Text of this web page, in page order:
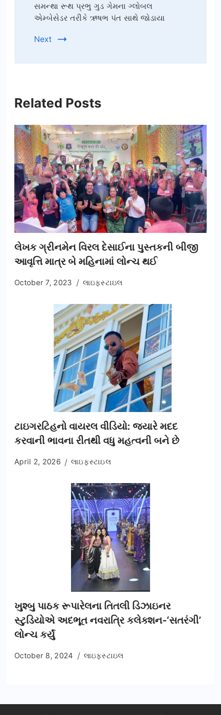
સમન્થા રૂથ પ્રભુ ગુડ ગેમના ગ્લોબલ
એમ્બેસેડર તરીકે ઋષભ પંત સાથે જોડાયા
Next
Related Posts
લેખક ગ્રીનમેન વિરલ દેસાઈના પુસ્તકની બીજી
આવૃત્તિ માત્ર બે મહિનામાં લોન્ચ થઈ
October 7, 2023 લાઇફસ્ટાઇલ
ટાઇગરટિહનો વાયરલ વીડિયો: જ્યારે મદદ
કરવાની ભાવના રીતથી વધુ મહત્વની બને છે
April 2, 2026 લાઇફસ્ટાઇલ
ખુશ્બુ પાઠક રૂપારેલના તિતલી ડિઝાઇનર
સ્ટુડિયોએ અદભૂત નવરાત્રિ કલેક્શન-‘સતરંગી’
લોન્ચ કર્યું
October 8, 2024 લાઇફસ્ટાઇલ